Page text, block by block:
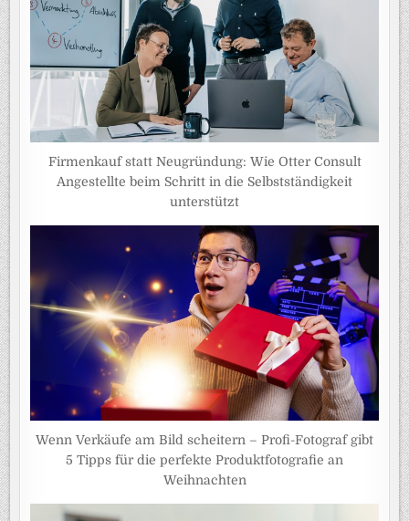
Firmenkauf statt Neugründung: Wie Otter Consult
Angestellte beim Schritt in die Selbstständigkeit
unterstützt
Wenn Verkäufe am Bild scheitern – Profi-Fotograf gibt
5 Tipps für die perfekte Produktfotografie an
Weihnachten